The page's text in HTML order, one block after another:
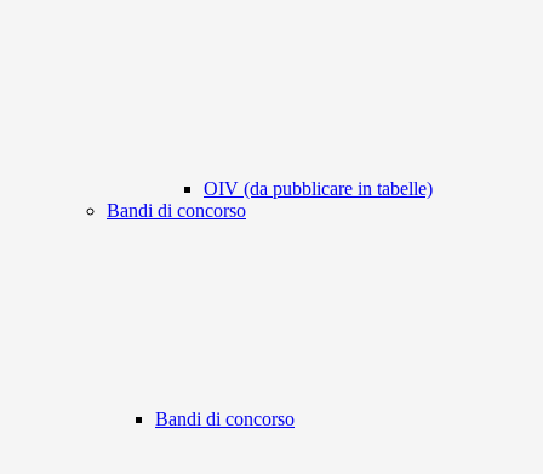
OIV (da pubblicare in tabelle)
Bandi di concorso
Bandi di concorso